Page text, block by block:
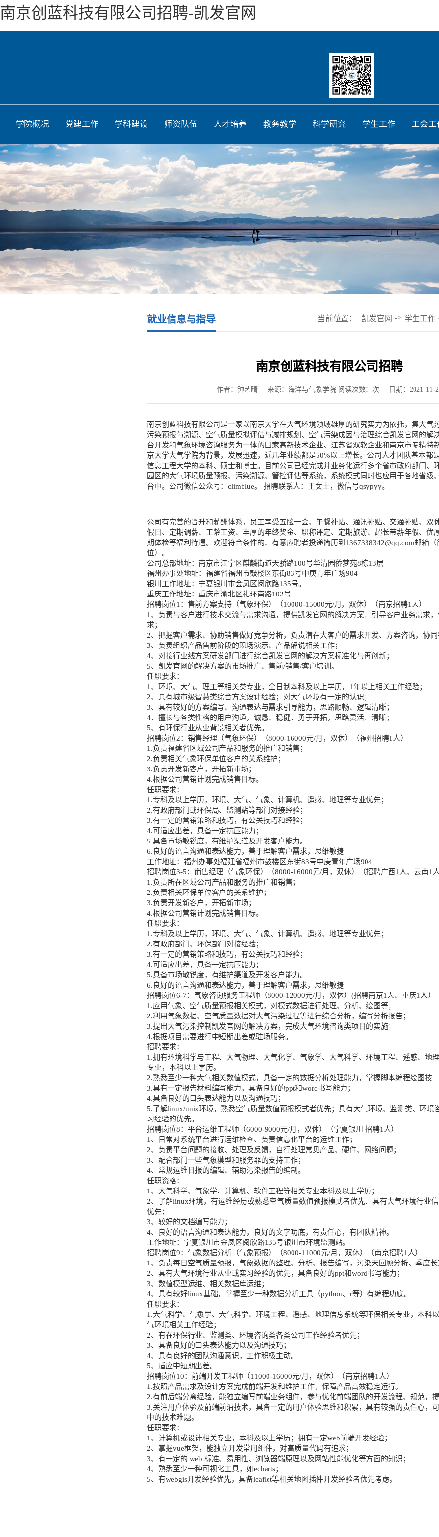
南京创蓝科技有限公司招聘-凯发官网
学院概况 党建工作 学科建设 师资队伍 人才培养 教务教学 科学研究 学生工作 工会工
就业信息与指导 当前位置： 凯发官网 -> 学生工作
南京创蓝科技有限公司招聘
作者：钟艺晴 来源：海洋与气象学院 阅读次数：次 日期：2021-11-
南京创蓝科技有限公司是一家以南京大学在大气环境领域雄厚的研究实力为依托，集大气
污染预报与溯源、空气质量模拟评估与减排规划、空气污染成因与治理综合凯发官网的解
台开发和气象环境咨询服务为一体的国家高新技术企业、江苏省双软企业和南京市专精特
京大学大气学院为背景，发展迅速，近几年业绩都是50%以上增长。公司人才团队基本都
信息工程大学的本科、硕士和博士。目前公司已经完成并业务化运行多个省市政府部门、
园区的大气环境质量预报、污染溯源、管控评估等系统，系统模式同时也应用于各地省级
台中。公司微信公众号：climblue。 招聘联系人：王女士，微信号qsypyy。
公司有完善的晋升和薪酬体系，员工享受五险一金、午餐补贴、通讯补贴、交通补贴、双
假日、定期调薪、工龄工资、丰厚的年终奖金、职称评定、定期旅游、超长带薪年假、优
期体检等福利待遇。欢迎符合条件的、有意应聘者投递简历到 1367338342@qq.com邮箱（
位）。
公司总部地址：南京市江宁区麒麟街道天骄路100号华清园侨梦苑8栋13层
福州办事处地址：福建省福州市鼓楼区东街83号中庚青年广场904
银川工作地址：宁夏银川市金凤区阅欣路135号。
重庆工作地址：重庆市渝北区礼环南路102号
招聘岗位1：售前方案支持（气象环保）（10000-15000元/月，双休）（南京招聘1人）
1、负责与客户进行技术交流与需求沟通，提供凯发官网的解决方案，引导客户业务需求
求；
2、把握客户需求、协助销售做好竞争分析，负责潜在大客户的需求开发、方案咨询，协同
3、负责组织产品售前阶段的现场演示、产品解说相关工作；
4、对接行业线方案研发部门进行综合凯发官网的解决方案标准化与再创新；
5、凯发官网的解决方案的市场推广、售前/销售/客户培训。
任职要求：
1、环境、大气、理工等相关类专业，全日制本科及以上学历，1年以上相关工作经验；
2、具有城市级智慧类综合方案设计经验；对大气环境有一定的认识；
3、具有较好的方案编写、沟通表达与需求引导能力，思路顺畅、逻辑清晰；
4、擅长与各类性格的用户沟通，诚恳、稳健、勇于开拓，思路灵活、清晰；
5、有环保行业从业背景相关者优先。
招聘岗位2：销售经理（气象环保）（8000-16000元/月，双休）（福州招聘1人）
1.负责福建省区域公司产品和服务的推广和销售；
2.负责相关气象环保单位客户的关系维护；
3.负责开发新客户，开拓新市场；
4.根据公司营销计划完成销售目标。
任职要求：
1.专科及以上学历，环境、大气、气象、计算机、遥感、地理等专业优先；
2.有政府部门或环保局、监测站等部门对接经验；
3.有一定的营销策略和技巧，有公关技巧和经验；
4.可适应出差，具备一定抗压能力；
5.具备市场敏锐度，有维护渠道及开发客户能力。
6.良好的语言沟通和表达能力，善于理解客户需求，思维敏捷
工作地址：福州办事处福建省福州市鼓楼区东街83号中庚青年广场904
招聘岗位3-5：销售经理（气象环保）（8000-16000元/月，双休）（招聘广西1人、云南1人
1.负责所在区域公司产品和服务的推广和销售；
2.负责相关环保单位客户的关系维护；
3.负责开发新客户，开拓新市场；
4.根据公司营销计划完成销售目标。
任职要求：
1.专科及以上学历，环境、大气、气象、计算机、遥感、地理等专业优先；
2.有政府部门、环保部门对接经验；
3.有一定的营销策略和技巧，有公关技巧和经验；
4.可适应出差，具备一定抗压能力；
5.具备市场敏锐度，有维护渠道及开发客户能力。
6.良好的语言沟通和表达能力，善于理解客户需求，思维敏捷
招聘岗位6-7：气象咨询服务工程师（8000-12000元/月，双休）(招聘南京1人、重庆1人）
1.应用气象、空气质量预报相关模式，对模式数据进行处理、分析、绘图等；
2.利用气象数据、空气质量数据对大气污染过程等进行综合分析，编写分析报告；
3.提出大气污染控制凯发官网的解决方案，完成大气环境咨询类项目的实施；
4.根据项目需要进行中短期出差或驻场服务。
招聘要求：
1.拥有环境科学与工程、大气物理、大气化学、气象学、大气科学、环境工程、遥感、地
专业，本科以上学历。
2.熟悉至少一种大气相关数值模式，具备一定的数据分析处理能力，掌握脚本编程绘图技
3.具有一定报告材料编写能力，具备良好的ppt和word书写能力；
4.具备良好的口头表达能力以及沟通技巧；
5.了解linux/unix环境，熟悉空气质量数值预报模式者优先；具有大气环境、监测类、环境
习经验的优先。
招聘岗位8：平台运维工程师（6000-9000元/月，双休）（宁夏银川 招聘1人）
1、日常对系统平台进行运维检查、负责信息化平台的运维工作；
2、负责平台问题的接收、处理及反馈，自行处理常见产品、硬件、网络问题；
3、配合部门一些气象模型和服务器的支持工作；
4、常规运维日报的编辑、辅助污染报告的编制。
任职资格：
1、大气科学、气象学、计算机、软件工程等相关专业本科及以上学历；
2、了解linux环境，有运维经历或熟悉空气质量数值预报模式者优先、具有大气环境行业
优先；
3、较好的文档编写能力；
4、良好的语言沟通和表达能力，良好的文字功底，有责任心，有团队精神。
工作地址：宁夏银川市金凤区阅欣路135号银川市环境监测站。
招聘岗位9：气象数据分析（气象预报）（8000-11000元/月，双休）（南京招聘1人）
1、负责每日空气质量预报，气象数据的整理、分析、报告编写，污染天回顾分析、季度长
2、具有大气环境行业从业或实习经验的优先，具备良好的ppt和word书写能力；
3、数值模型运维、相关数据库运维；
4、具有较好linux基础，掌握至少一种数据分析工具（python、r等）有编程功底。
任职要求：
1.大气科学、气象学、大气科学、环境工程、遥感、地理信息系统等环保相关专业，本科
气环境相关工作经验；
2、有在环保行业、监测类、环境咨询类各类公司工作经验者优先；
3、具备良好的口头表达能力以及沟通技巧；
4、具有良好的团队沟通意识，工作积极主动。
5、适应中短期出差。
招聘岗位10：前端开发工程师（11000-16000元/月，双休）（南京招聘1人）
1.按照产品需求及设计方案完成前端开发和维护工作，保障产品高效稳定运行。
2.有前后端分离经验，能独立编写前端业务组件，参与优化前端团队的开发流程、规范，提
3.关注用户体验及前端前沿技术，具备一定的用户体验思维和积累，具有较强的责任心，
中的技术难题。
任职要求：
1、计算机或设计相关专业，本科及以上学历；拥有一定web前端开发经验；
2、掌握vue框架，能独立开发常用组件，对高质量代码有追求；
3、有一定的 web 标准、易用性、浏览器端原理以及网站性能优化等方面的知识；
4、熟悉至少一种可视化工具，如echarts；
5、有webgis开发经验优先，具备leaflet等相关地图插件开发经验者优先考虑。